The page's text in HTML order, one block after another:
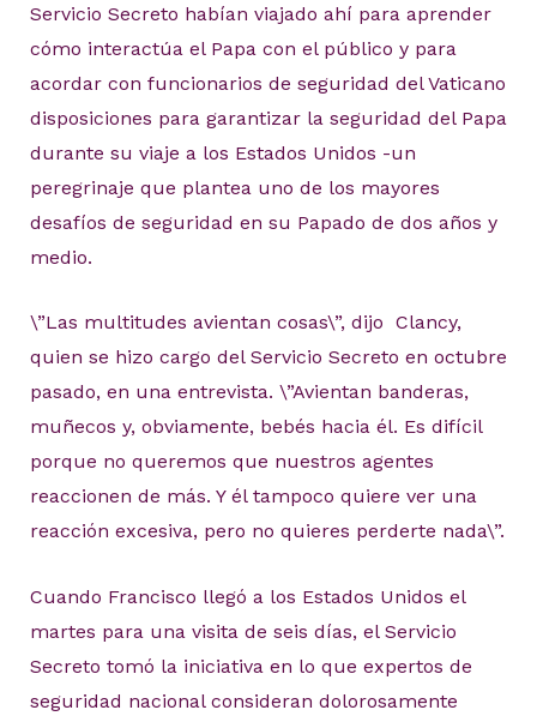
Servicio Secreto habían viajado ahí para aprender
cómo interactúa el Papa con el público y para
acordar con funcionarios de seguridad del Vaticano
disposiciones para garantizar la seguridad del Papa
durante su viaje a los Estados Unidos -un
peregrinaje que plantea uno de los mayores
desafíos de seguridad en su Papado de dos años y
medio.
\”Las multitudes avientan cosas\”, dijo Clancy,
quien se hizo cargo del Servicio Secreto en octubre
pasado, en una entrevista. \”Avientan banderas,
muñecos y, obviamente, bebés hacia él. Es difícil
porque no queremos que nuestros agentes
reaccionen de más. Y él tampoco quiere ver una
reacción excesiva, pero no quieres perderte nada\”.
Cuando Francisco llegó a los Estados Unidos el
martes para una visita de seis días, el Servicio
Secreto tomó la iniciativa en lo que expertos de
seguridad nacional consideran dolorosamente